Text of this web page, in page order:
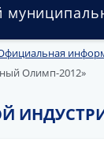
Олимп-2012»